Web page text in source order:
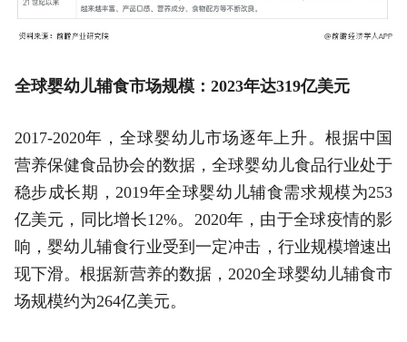
全球婴幼儿辅食市场规模：2023年达319亿美元
2017-2020年，全球婴幼儿市场逐年上升。根据中国
营养保健食品协会的数据，全球婴幼儿食品行业处于
稳步成长期，2019年全球婴幼儿辅食需求规模为253
亿美元，同比增长12%。2020年，由于全球疫情的影
响，婴幼儿辅食行业受到一定冲击，行业规模增速出
现下滑。根据新营养的数据，2020全球婴幼儿辅食市
场规模约为264亿美元。